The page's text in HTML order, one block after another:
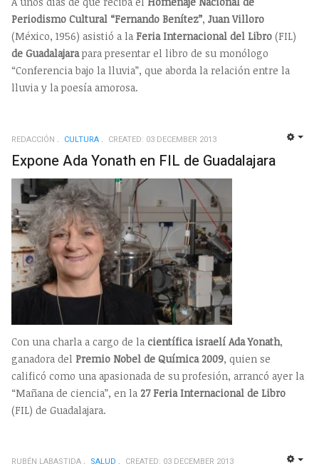
Periodismo Cultural “Fernando Benítez”, Juan Villoro
(México, 1956) asistió a la Feria Internacional del Libro (FIL)
de Guadalajarapara presentar el libro de su monólogo
“Conferencia bajo la lluvia”, que aborda la relación entre la
lluvia y la poesía amorosa.
REDACCIÓN CULTURA CREATED: 03 DECEMBER 2013
Expone Ada Yonath en FIL de Guadalajara
Con una charla a cargo de la científica israelí Ada Yonath,
ganadora del Premio Nobel de Química 2009, quien se
calificó como una apasionada de su profesión, arrancó ayer la
“Mañana de ciencia”, en la 27 Feria Internacional de Libro
(FIL) de Guadalajara.
RUBÉN LABASTIDA SALUD CREATED: 03 DECEMBER 2013